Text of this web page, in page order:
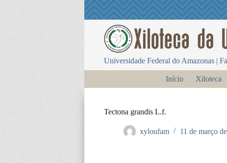
Universidade Federal do Amazonas |
Início Xiloteca
Tectona grandis L.f.
xyloufam 11 de março